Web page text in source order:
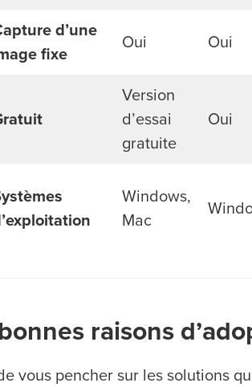
d’une
fixe
Oui Oui
Version
d’essai
gratuite
Oui
Windows,
Mac
raisons
vous pencher sur les solutions